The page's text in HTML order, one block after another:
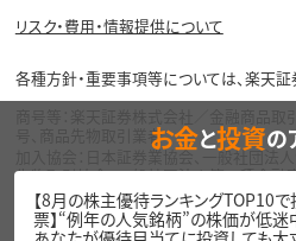
リスク・費用・情報提供について
各種方針・重要事項等については、楽天証
商号等：楽天証券株式会社／金融商品取
号、商品先物取引業者
加入協会：日本証券業協会、一般社団法
先物取引協会、一般社団法人第二種金融
産運用業協会
Copyright©
お金と投資の
【8月の株主優待ランキングTOP10で
票】“例年の人気銘柄”の株価が低